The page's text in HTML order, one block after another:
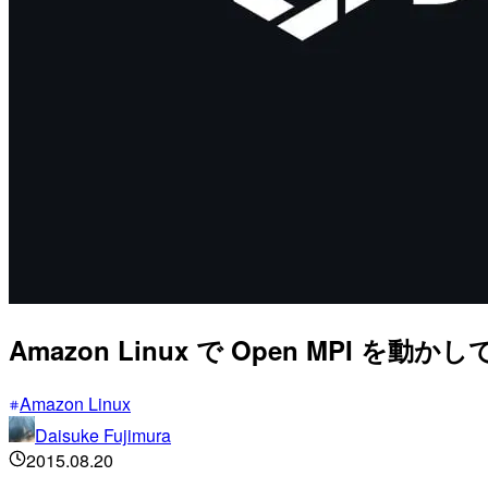
Amazon Linux で Open MPI を動かし
Amazon Linux
Daisuke Fujimura
2015.08.20